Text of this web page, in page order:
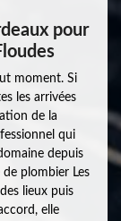
pour
moment. Si
les arrivées
de la
qui
depuis
de plombier Les
lieux puis
elle